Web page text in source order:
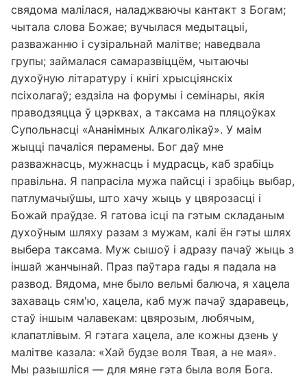
свядома малілася, наладжваючы кантакт з Богам;
чытала слова Божае; вучылася медытацыі,
разважанню і сузіральнай малітве; наведвала
групы; займалася самаразвіццём, чытаючы
духоўную літаратуру і кнігі хрысціянскіх
псіхолагаў; ездзіла на форумы і семінары, якія
праводзяцца ў цэрквах, а таксама на пляцоўках
Супольнасці «Ананімных Алкаголікаў». У маім
жыцці пачаліся перамены. Бог даў мне
разважнасць, мужнасць і мудрасць, каб зрабіць
правільна. Я папрасіла мужа пайсці і зрабіць выбар,
патлумачыўшы, што хачу жыць у цвярозасці і
Божай праўдзе. Я гатова ісці па гэтым складаным
духоўным шляху разам з мужам, калі ён гэты шлях
выбера таксама. Муж сышоў і адразу пачаў жыць з
іншай жанчынай. Праз паўтара гады я падала на
развод. Вядома, мне было вельмі балюча, я хацела
захаваць сям'ю, хацела, каб муж пачаў здаравець,
стаў іншым чалавекам: цвярозым, любячым,
клапатлівым. Я гэтага хацела, але кожны дзень у
малітве казала: «Хай будзе воля Твая, а не мая».
Мы разышліся — для мяне гэта была воля Бога.